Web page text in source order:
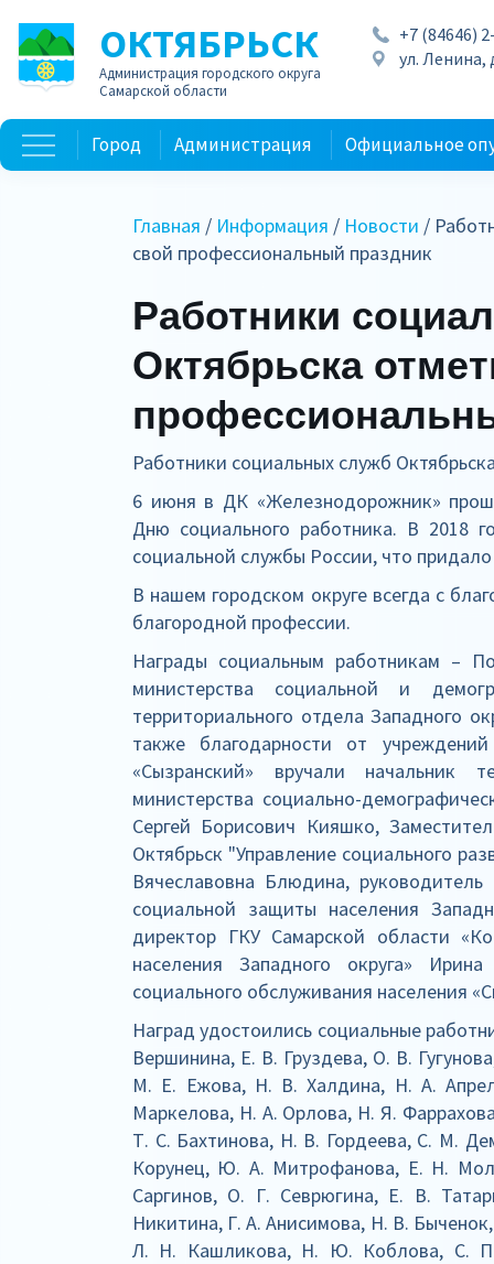
ОКТЯБРЬСК
Администрация городского округа
Самарской области
+7 (84646)
ул. Ленина,
Город Администрация Официальное
Главная / Информация / Новости /
свой профессиональный праздник
Работники
Октябрьска
Работники социальных служб
6 июня в ДК «Железнодорожник»
Дню социального работника. В 2018
социальной службы России, что
В нашем городском округе всегда с
благородной профессии.
Награды социальным работникам –
министерства социальной и
территориального отдела Западного
также благодарности от
«Сызранский» вручали начальник
министерства социально-
Сергей Борисович Кияшко,
Октябрьск "Управление социального
Вячеславовна Блюдина,
социальной защиты населения
директор ГКУ Самарской области
населения Западного округа»
социального обслуживания населения
Наград удостоились социальные
Вершинина, Е. В. Груздева, О. В.
М. Е. Ежова, Н. В. Халдина, Н. А.
Маркелова, Н. А. Орлова, Н. Я.
Т. С. Бахтинова, Н. В. Гордеева, С. М.
Корунец, Ю. А. Митрофанова, Е. Н.
Саргинов, О. Г. Севрюгина, Е. В.
Никитина, Г. А. Анисимова, Н. В.
Л. Н. Кашликова, Н. Ю. Коблова, С.